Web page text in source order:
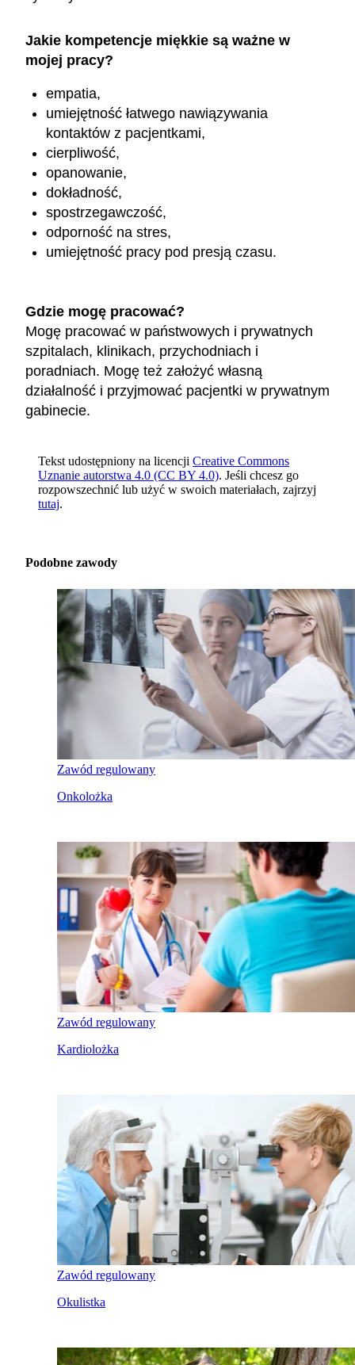
Jakie kompetencje miękkie są ważne w
mojej pracy?
empatia,
umiejętność łatwego nawiązywania
kontaktów z pacjentkami,
cierpliwość,
opanowanie,
dokładność,
spostrzegawczość,
odporność na stres,
umiejętność pracy pod presją czasu.
Gdzie mogę pracować?
Mogę pracować w państwowych i prywatnych
szpitalach, klinikach, przychodniach i
poradniach. Mogę też założyć własną
działalność i przyjmować pacjentki w prywatnym
gabinecie.
Tekst udostępniony na licencji Creative Commons
Uznanie autorstwa 4.0 (CC BY 4.0). Jeśli chcesz go
rozpowszechnić lub użyć w swoich materiałach, zajrzyj
tutaj.
Podobne zawody
Zawód regulowany
Onkolożka
Zawód regulowany
Kardiolożka
Zawód regulowany
Okulistka